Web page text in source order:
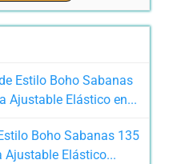
Boho Sabanas 135
Elástico...